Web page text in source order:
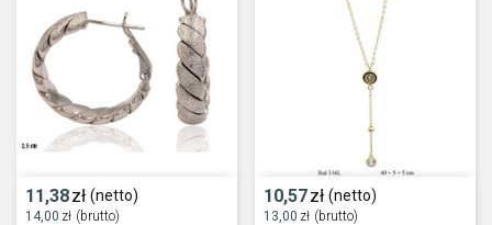
11,38zł (netto)
14,00 zł (brutto)
10,57zł (netto)
13,00 zł (brutto)